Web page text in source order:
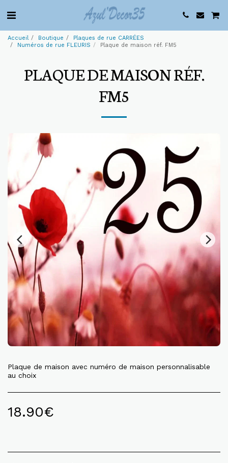
Accueil Boutique
Plaques de rue CARRÉES
Numéros de rue FLEURIS
Plaque de maison réf. FM5
PLAQUE DE MAISON RÉF.
FM5
Plaque de maison avec numéro de maison personnalisable
au choix
18.90€